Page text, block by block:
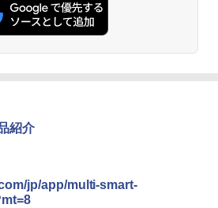
紹介
jp/app/multi-smart-